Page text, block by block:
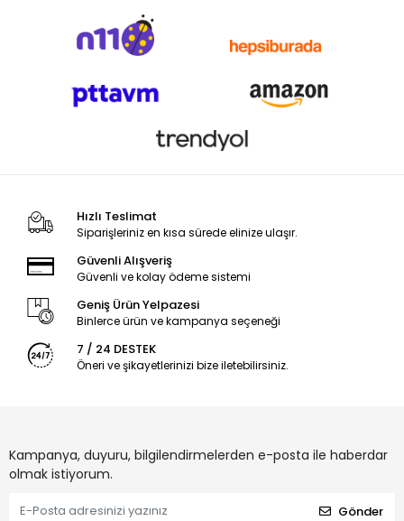
Hızlı Teslimat
Siparişleriniz en kısa sürede elinize ulaşır.
Güvenli Alışveriş
Güvenli ve kolay ödeme sistemi
Geniş Ürün Yelpazesi
Binlerce ürün ve kampanya seçeneği
7 / 24 DESTEK
Öneri ve şikayetlerinizi bize iletebilirsiniz.
Kampanya, duyuru, bilgilendirmelerden e-posta ile haberdar
olmak istiyorum.
Gönder